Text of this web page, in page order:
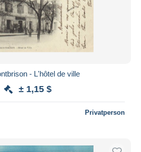
- L'hôtel de ville
± 1,15 $
Privatperson